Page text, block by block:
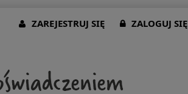
ZAREJESTRUJ SIĘ ZALOGUJ SIĘ